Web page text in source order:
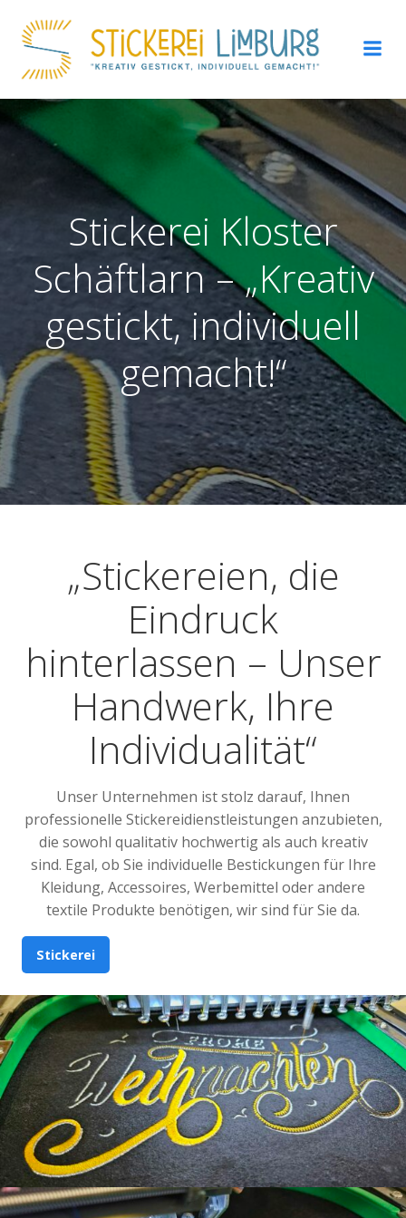
Inhalt
springen
Stickerei Kloster
Schäftlarn – „Kreativ
gestickt, individuell
gemacht!“
„Stickereien, die
Eindruck
hinterlassen – Unser
Handwerk, Ihre
Individualität“
Unser Unternehmen ist stolz darauf, Ihnen
professionelle Stickereidienstleistungen anzubieten,
die sowohl qualitativ hochwertig als auch kreativ
sind. Egal, ob Sie individuelle Bestickungen für Ihre
Kleidung, Accessoires, Werbemittel oder andere
textile Produkte benötigen, wir sind für Sie da.
Stickerei